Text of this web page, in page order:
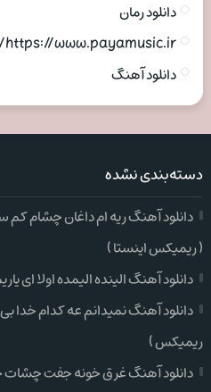
دانلود رمان
https://www.payamusic.ir/
دانلود آهنگ
دسته‌بندی نشده
دانلود آهنگ ریه ام داغان چشام
( ریمیکس اینستا )
دانلود آهنگ الینده الیمده اولا ای
دانلود آهنگ نمیدانم عه کدام خدا بی
ریمیکس )
دانلود آهنگ غرق خونه جفت چشات